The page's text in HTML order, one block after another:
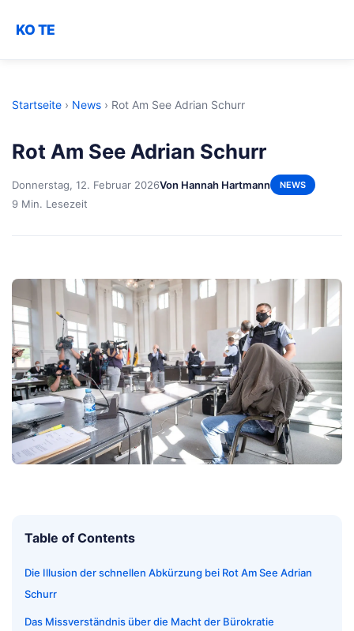
KO TE
Startseite › News › Rot Am See Adrian Schurr
Rot Am See Adrian Schurr
Donnerstag, 12. Februar 2026Von Hannah Hartmann NEWS
9 Min. Lesezeit
Table of Contents
Die Illusion der schnellen Abkürzung bei Rot Am See Adrian
Schurr
Das Missverständnis über die Macht der Bürokratie